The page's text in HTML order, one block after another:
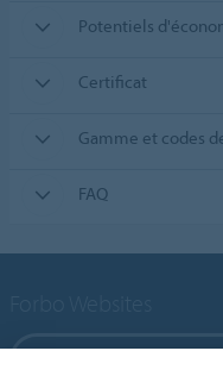
Potentiels
Certificat
Gamme et codes
FAQ